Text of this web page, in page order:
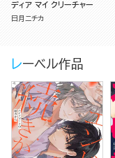
ディア マイ クリーチャー
日月ニチカ
レーベル作品